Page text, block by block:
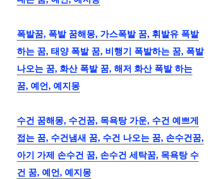
폭발꿈, 폭발 꿈해몽, 가스폭발 꿈, 휘발유 폭발
하는 꿈, 태양 폭발 꿈, 비행기 폭발하는 꿈, 폭발
나오는 꿈, 화산 폭발 꿈, 해저 화산 폭발 하는
꿈, 예언, 예지몽
수건 꿈해몽, 수건꿈, 목욕탕 가운, 수건 예쁘게
접는 꿈, 수건냄새 꿈, 수건 나오는 꿈, 손수건꿈,
아기 가제 손수건 꿈, 손수건 세탁꿈, 목욕탕 수
건 꿈, 예언, 예지몽